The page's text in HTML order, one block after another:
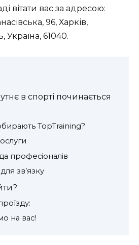
вітати вас за адресою:
96, Харків,
Україна, 61040.
в спорті починається
TopTraining?
професіоналів
зв’язку
на вас!